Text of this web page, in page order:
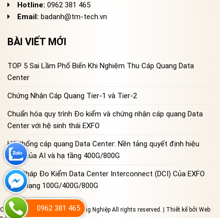
Hotline: 0962 381 465
Email: badanh@tm-tech.vn
BÀI VIẾT MỚI
TOP 5 Sai Lầm Phổ Biến Khi Nghiệm Thu Cáp Quang Data
Center
Chứng Nhận Cáp Quang Tier-1 và Tier-2
Chuẩn hóa quy trình Đo kiểm và chứng nhận cáp quang Data
Center với hệ sinh thái EXFO
Hệ thống cáp quang Data Center: Nền tảng quyết định hiệu
năng của AI và hạ tầng 400G/800G
Giải Pháp Đo Kiểm Data Center Interconnect (DCI) Của EXFO
Cho Mạng 100G/400G/800G
0962 381 465
Copyright 2023 © Đo Lường Công Nghiệp All rights reserved. | Thiết kế bởi Web